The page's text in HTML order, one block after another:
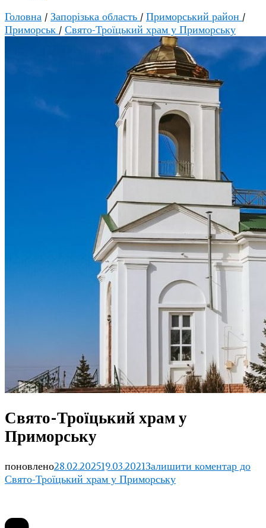
Головна / Запорізька область / Приморський район /
Приморськ / Свято-Троїцький храм у Приморську
Свято-Троїцький храм у
Приморську
поновлено28.02.202519.03.2021Залишити коментар до
Свято-Троїцький храм у Приморську